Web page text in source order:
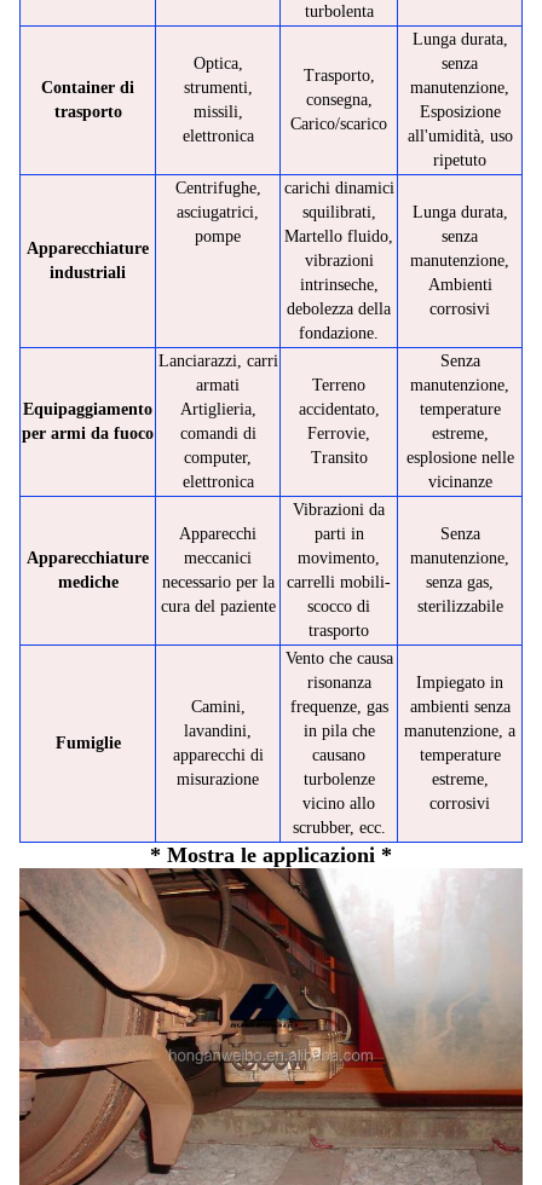
turbolenta
Container di
trasporto
Optica,
strumenti,
missili,
elettronica
Trasporto,
consegna,
Carico/scarico
Lunga durata,
senza
manutenzione,
Esposizione
all'umidità, uso
ripetuto
Apparecchiature
industriali
Centrifughe,
asciugatrici,
pompe
carichi dinamici
squilibrati,
Martello fluido,
vibrazioni
intrinseche,
debolezza della
fondazione.
Lunga durata,
senza
manutenzione,
Ambienti
corrosivi
Equipaggiamento
per armi da fuoco
Lanciarazzi, carri
armati
Artiglieria,
comandi di
computer,
elettronica
Terreno
accidentato,
Ferrovie,
Transito
Senza
manutenzione,
temperature
estreme,
esplosione nelle
vicinanze
Apparecchiature
mediche
Apparecchi
meccanici
necessario per la
cura del paziente
Vibrazioni da
parti in
movimento,
carrelli mobili-
scocco di
trasporto
Senza
manutenzione,
senza gas,
sterilizzabile
Fumiglie
Camini,
lavandini,
apparecchi di
misurazione
Vento che causa
risonanza
frequenze, gas
in pila che
causano
turbolenze
vicino allo
scrubber, ecc.
Impiegato in
ambienti senza
manutenzione, a
temperature
estreme,
corrosivi
* Mostra le applicazioni *